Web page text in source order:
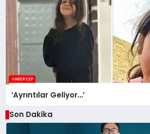
‘Ayrıntılar Geliyor…’
Son Dakika